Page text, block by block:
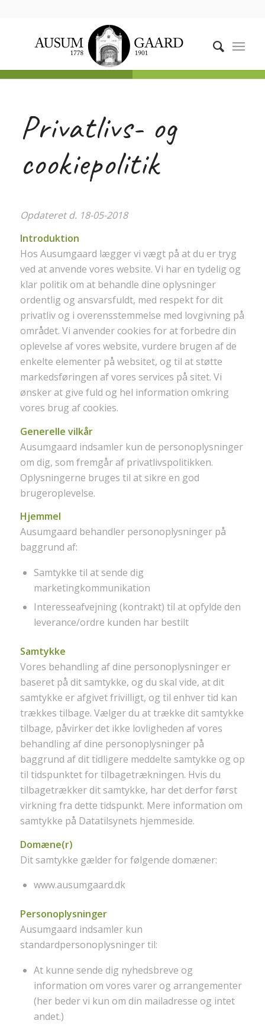
Privatlivs- og
cookiepolitik
Opdateret d. 18-05-2018
Introduktion
Hos Ausumgaard lægger vi vægt på at du er tryg
ved at anvende vores website. Vi har en tydelig og
klar politik om at behandle dine oplysninger
ordentlig og ansvarsfuldt, med respekt for dit
privatliv og i overensstemmelse med lovgivning på
området. Vi anvender cookies for at forbedre din
oplevelse af vores website, vurdere brugen af de
enkelte elementer på websitet, og til at støtte
markedsføringen af vores services på sitet. Vi
ønsker at give fuld og hel information omkring
vores brug af cookies.
Generelle vilkår
Ausumgaard indsamler kun de personoplysninger
om dig, som fremgår af privatlivspolitikken.
Oplysningerne bruges til at sikre en god
brugeroplevelse.
Hjemmel
Ausumgaard behandler personoplysninger på
baggrund af:
Samtykke til at sende dig
marketingkommunikation
Interesseafvejning (kontrakt) til at opfylde den
leverance/ordre kunden har bestilt
Samtykke
Vores behandling af dine personoplysninger er
baseret på dit samtykke, og du skal vide, at dit
samtykke er afgivet frivilligt, og til enhver tid kan
trækkes tilbage. Vælger du at trække dit samtykke
tilbage, påvirker det ikke lovligheden af vores
behandling af dine personoplysninger på
baggrund af dit tidligere meddelte samtykke og op
til tidspunktet for tilbagetrækningen. Hvis du
tilbagetrækker dit samtykke, har det derfor først
virkning fra dette tidspunkt. Mere information om
samtykke på Datatilsynets hjemmeside.
Domæne(r)
Dit samtykke gælder for følgende domæner:
www.ausumgaard.dk
Personoplysninger
Ausumgaard indsamler kun
standardpersonoplysninger til:
At kunne sende dig nyhedsbreve og
information om vores varer og arrangementer
(her beder vi kun om din mailadresse og intet
andet.)